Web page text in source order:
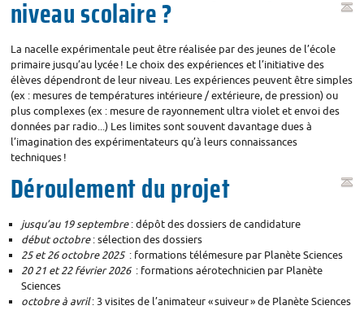
niveau scolaire ?
La nacelle expérimentale peut être réalisée par des jeunes de l’école
primaire jusqu’au lycée ! Le choix des expériences et l’initiative des
élèves dépendront de leur niveau. Les expériences peuvent être simples
(ex : mesures de températures intérieure / extérieure, de pression) ou
plus complexes (ex : mesure de rayonnement ultra violet et envoi des
données par radio...) Les limites sont souvent davantage dues à
l’imagination des expérimentateurs qu’à leurs connaissances
techniques !
Déroulement du projet
jusqu’au 19 septembre: dépôt des dossiers de candidature
début octobre: sélection des dossiers
25 et 26 octobre 2025 : formations télémesure par Planète Sciences
20 21 et 22 février 2026 : formations aérotechnicien par Planète
Sciences
octobre à avril: 3 visites de l’animateur «suiveur» de Planète Sciences